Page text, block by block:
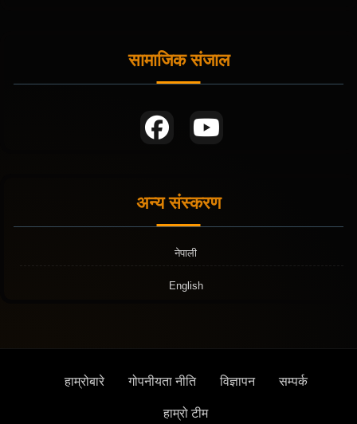
सामाजिक संजाल
अन्य संस्करण
नेपाली
English
हाम्रोबारे गोपनीयता नीति विज्ञापन सम्पर्क
हाम्रो टीम